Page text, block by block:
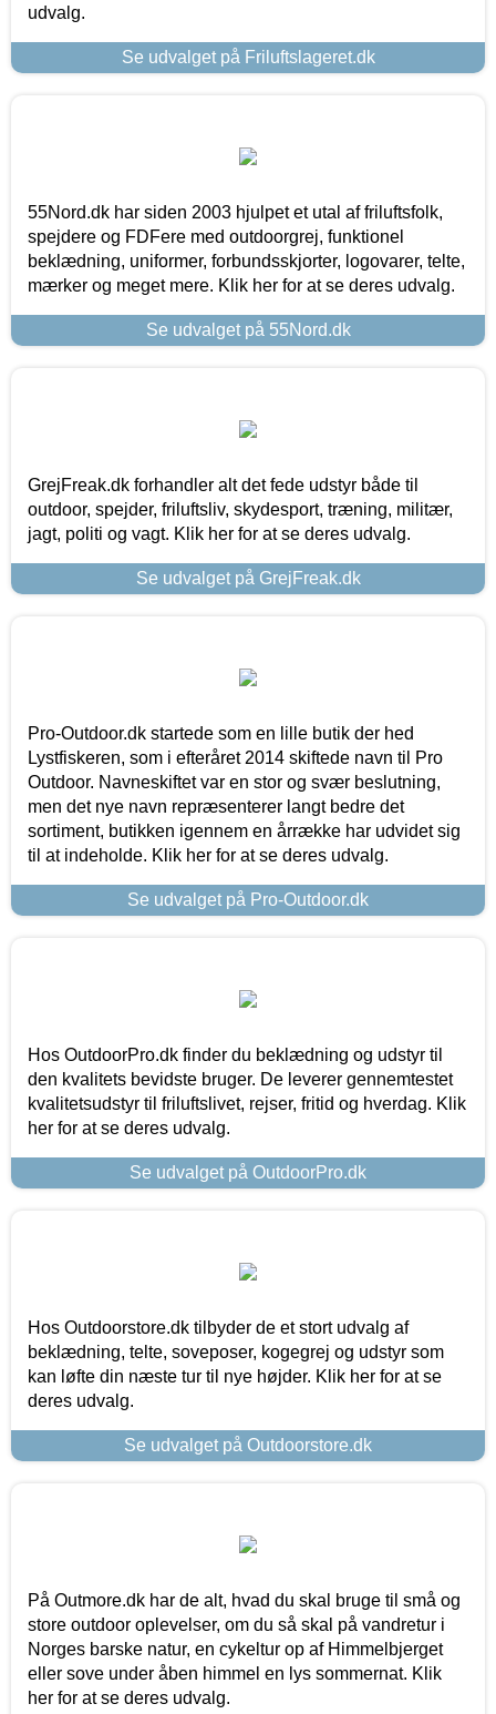
udvalg.
Se udvalget på Friluftslageret.dk
55Nord.dk har siden 2003 hjulpet et utal af friluftsfolk,
spejdere og FDFere med outdoorgrej, funktionel
beklædning, uniformer, forbundsskjorter, logovarer, telte,
mærker og meget mere. Klik her for at se deres udvalg.
Se udvalget på 55Nord.dk
GrejFreak.dk forhandler alt det fede udstyr både til
outdoor, spejder, friluftsliv, skydesport, træning, militær,
jagt, politi og vagt. Klik her for at se deres udvalg.
Se udvalget på GrejFreak.dk
Pro-Outdoor.dk startede som en lille butik der hed
Lystfiskeren, som i efteråret 2014 skiftede navn til Pro
Outdoor. Navneskiftet var en stor og svær beslutning,
men det nye navn repræsenterer langt bedre det
sortiment, butikken igennem en årrække har udvidet sig
til at indeholde. Klik her for at se deres udvalg.
Se udvalget på Pro-Outdoor.dk
Hos OutdoorPro.dk finder du beklædning og udstyr til
den kvalitets bevidste bruger. De leverer gennemtestet
kvalitetsudstyr til friluftslivet, rejser, fritid og hverdag. Klik
her for at se deres udvalg.
Se udvalget på OutdoorPro.dk
Hos Outdoorstore.dk tilbyder de et stort udvalg af
beklædning, telte, soveposer, kogegrej og udstyr som
kan løfte din næste tur til nye højder. Klik her for at se
deres udvalg.
Se udvalget på Outdoorstore.dk
På Outmore.dk har de alt, hvad du skal bruge til små og
store outdoor oplevelser, om du så skal på vandretur i
Norges barske natur, en cykeltur op af Himmelbjerget
eller sove under åben himmel en lys sommernat. Klik
her for at se deres udvalg.